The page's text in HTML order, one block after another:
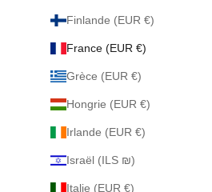
Finlande (EUR €)
France (EUR €)
Grèce (EUR €)
Hongrie (EUR €)
Irlande (EUR €)
Israël (ILS ₪)
Italie (EUR €)